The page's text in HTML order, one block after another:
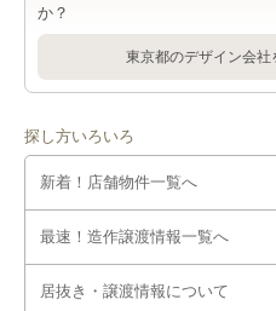
か？
東京都のデザイン会社
探し方いろいろ
新着！店舗物件一覧へ
最速！造作譲渡情報一覧へ
居抜き・譲渡情報について